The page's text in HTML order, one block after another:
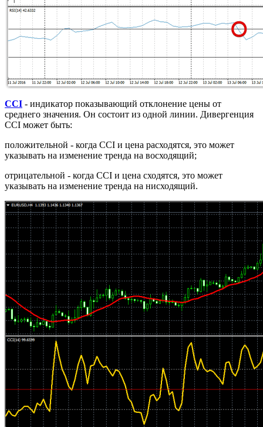
CCI - индикатор показывающий отклонение цены от
среднего значения. Он состоит из одной линии. Дивергенция
CCI может быть:
положительной - когда CCI и цена расходятся, это может
указывать на изменение тренда на восходящий;
отрицательной - когда CCI и цена сходятся, это может
указывать на изменение тренда на нисходящий.